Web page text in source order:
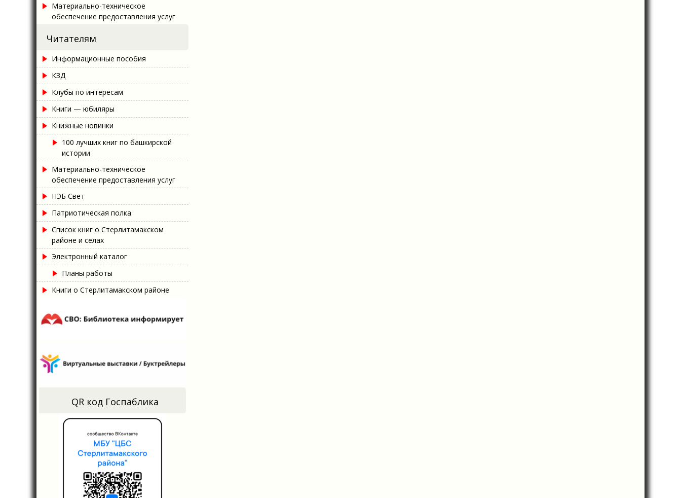
Материально-техническое
обеспечение предоставления услуг
Читателям
Информационные пособия
КЗД
Клубы по интересам
Книги — юбиляры
Книжные новинки
100 лучших книг по башкирской
истории
Материально-техническое
обеспечение предоставления услуг
НЭБ Свет
Патриотическая полка
Список книг о Стерлитамакском
районе и селах
Электронный каталог
Планы работы
Книги о Стерлитамакском районе
QR код Госпаблика